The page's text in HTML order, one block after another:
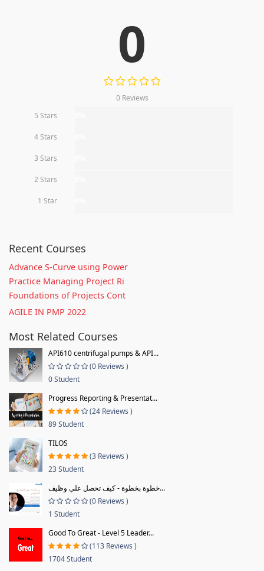
0
0 Reviews
5 Stars
4 Stars
3 Stars
2 Stars
1 Star
Recent Courses
Advance S-Curve using Power
Practice Managing Project Ri
Foundations of Projects Cont
AGILE IN PMP 2022
Most Related Courses
API610 centrifugal pumps & API...
(0 Reviews )
0 Student
Progress Reporting & Presentat...
(24 Reviews )
89 Student
TILOS
(3 Reviews )
23 Student
خطوة بخطوة - كيف تحصل علي وظيف...
(0 Reviews )
1 Student
Good To Great - Level 5 Leader...
(113 Reviews )
1704 Student